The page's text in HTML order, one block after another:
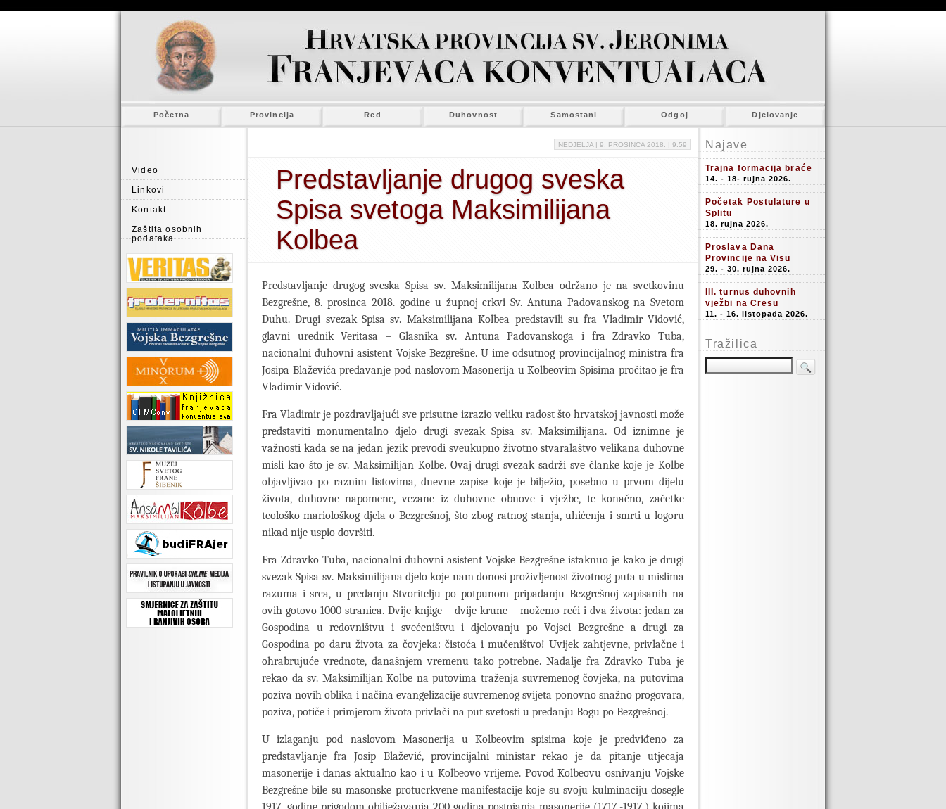
Početna Provincija Red Duhovnost Samostani Odgoj Djelovanje
Video
Linkovi
Kontakt
Zaštita osobnih
podataka
NEDJELJA | 9. PROSINCA 2018. | 9:59
Predstavljanje drugog sveska
Spisa svetoga Maksimilijana
Kolbea
Predstavljanje drugog sveska Spisa sv. Maksimilijana Kolbea održano je na svetkovinu
Bezgrešne, 8. prosinca 2018. godine u župnoj crkvi Sv. Antuna Padovanskog na Svetom
Duhu. Drugi svezak Spisa sv. Maksimilijana Kolbea predstavili su fra Vladimir Vidović,
glavni urednik Veritasa – Glasnika sv. Antuna Padovanskoga i fra Zdravko Tuba,
nacionalni duhovni asistent Vojske Bezgrešne. U ime odsutnog provincijalnog ministra fra
Josipa Blaževića predavanje pod naslovom Masonerija u Kolbeovim Spisima pročitao je fra
Vladimir Vidović.
Fra Vladimir je pozdravljajući sve prisutne izrazio veliku radost što hrvatskoj javnosti može
predstaviti monumentalno djelo drugi svezak Spisa sv. Maksimilijana. Od iznimne je
važnosti kada se na jedan jezik prevodi sveukupno životno stvaralaštvo velikana duhovne
misli kao što je sv. Maksimilijan Kolbe. Ovaj drugi svezak sadrži sve članke koje je Kolbe
objavljivao po raznim listovima, dnevne zapise koje je bilježio, posebno u prvom dijelu
života, duhovne napomene, vezane iz duhovne obnove i vježbe, te konačno, začetke
teološko-mariološkog djela o Bezgrešnoj, što zbog ratnog stanja, uhićenja i smrti u logoru
nikad nije uspio dovršiti.
Fra Zdravko Tuba, nacionalni duhovni asistent Vojske Bezgrešne istaknuo je kako je drugi
svezak Spisa sv. Maksimilijana djelo koje nam donosi proživljenost životnog puta u mislima
razuma i srca, u predanju Stvoritelju po potpunom pripadanju Bezgrešnoj zapisanih na
ovih gotovo 1000 stranica. Dvije knjige – dvije krune – možemo reći i dva života: jedan za
Gospodina u redovništvu i svećeništvu i djelovanju po Vojsci Bezgrešne a drugi za
Gospodina po daru života za čovjeka: čistoća i mučeništvo! Uvijek zahtjevne, privlačne i
ohrabrujuće vrednote, današnjem vremenu tako potrebne. Nadalje fra Zdravko Tuba je
rekao da sv. Maksimilijan Kolbe na putovima traženja suvremenog čovjeka, na putovima
poziva novih oblika i načina evangelizacije suvremenog svijeta ponovno snažno progovara,
poziva, potiče i primjerom života privlači na put svetosti u predanju Bogu po Bezgrešnoj.
U izlaganju pod naslovom Masonerija u Kolbeovim spisima koje je predviđeno za
predstavljanje fra Josip Blažević, provincijalni ministar rekao je da pitanje utjecaja
masonerije i danas aktualno kao i u Kolbeovo vrijeme. Povod Kolbeovu osnivanju Vojske
Bezgrešne bile su masonske protucrkvene manifestacije koje su svoju kulminaciju dosegle
Najave
Trajna formacija braće
14. - 18- rujna 2026.
Početak Postulature u
Splitu
18. rujna 2026.
Proslava Dana
Provincije na Visu
29. - 30. rujna 2026.
III. turnus duhovnih
vježbi na Cresu
11. - 16. listopada 2026.
Tražilica